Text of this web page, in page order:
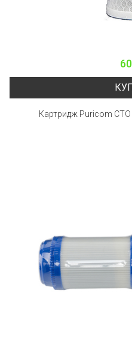
Картридж Puricom